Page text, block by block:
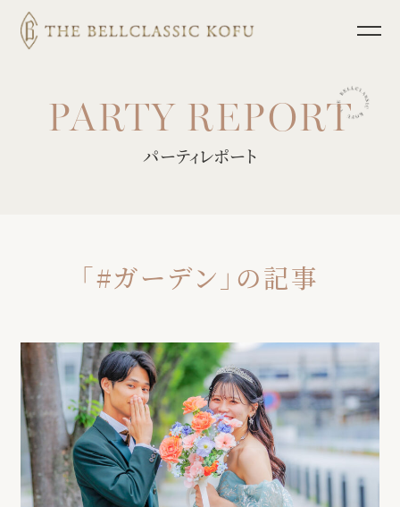
TOP
ドレス
ブライダルフェア
パーティレポート
インフォメーション
アクセス
ご参列の皆さまへ
プライバシーポリシー
採用情報
パーティレポート
「#ガーデン」の記事